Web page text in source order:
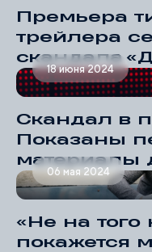
Премьера
трейлера
скандала
18 июня 2024
Скандал в
Показаны
материалы драмы «Дайте
шоу!»06 мая 2024
«Не на
покажется мало»: